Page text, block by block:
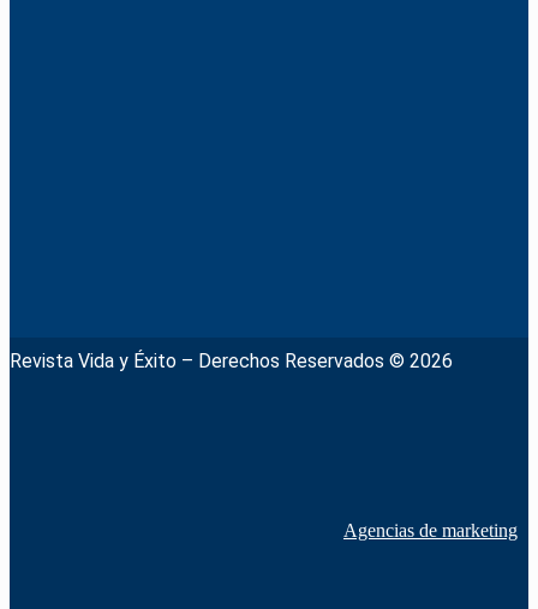
Revista Vida y Éxito – Derechos Reservados © 2026
Agencias de marketing